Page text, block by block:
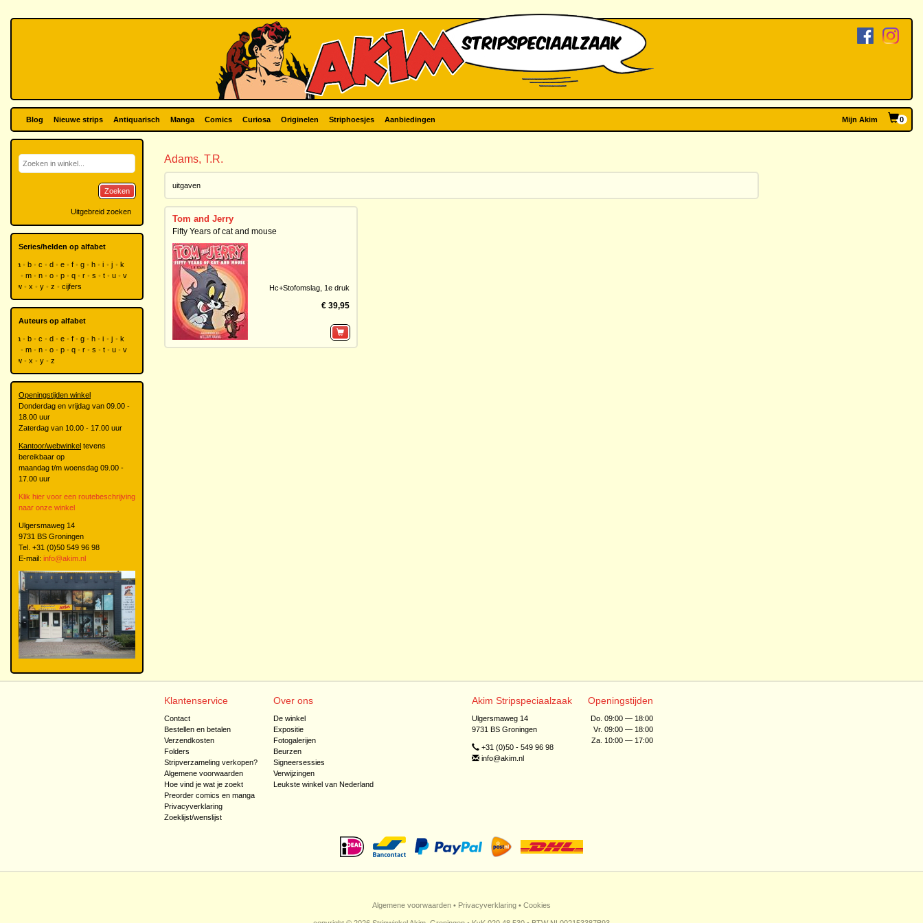
Blog Nieuwe strips Antiquarisch Manga Comics Curiosa Originelen Striphoesjes Aanbiedingen Mijn Akim 0
Adams, T.R.
uitgaven
Tom and Jerry
Fifty Years of cat and mouse
Hc+Stofomslag, 1e druk
€ 39,95
Zoeken
Uitgebreid zoeken
Series/helden op alfabet
a b c d e f g h i j
k
m n o p q r s t u
v
w
x y z cijfers
Auteurs op alfabet
a b c d e f g h i j
k
m n o p q r s t u
v
w
x y z
Openingstijden winkel
Donderdag en vrijdag van 09.00 -
18.00 uur
Zaterdag van 10.00 - 17.00 uur
Kantoor/webwinkel tevens
bereikbaar op
maandag t/m woensdag 09.00 -
17.00 uur
Klik hier voor een routebeschrijving
naar onze winkel
Ulgersmaweg 14
9731 BS Groningen
Tel. +31 (0)50 549 96 98
E-mail: info@akim.nl
Klantenservice
Contact
Bestellen en betalen
Verzendkosten
Folders
Stripverzameling verkopen?
Algemene voorwaarden
Hoe vind je wat je zoekt
Preorder comics en manga
Privacyverklaring
Zoeklijst/wenslijst
Over ons
De winkel
Expositie
Fotogalerijen
Beurzen
Signeersessies
Verwijzingen
Leukste winkel van Nederland
Akim Stripspeciaalzaak
Ulgersmaweg 14
9731 BS Groningen
+31 (0)50 - 549 96 98
info@akim.nl
Openingstijden
Do. 09:00 — 18:00
Vr. 09:00 — 18:00
Za. 10:00 — 17:00
Algemene voorwaarden • Privacyverklaring • Cookies